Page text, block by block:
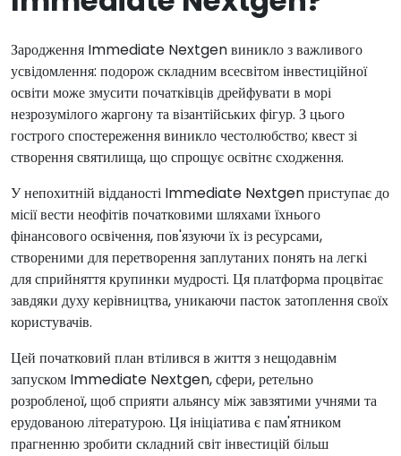
Зародження Immediate Nextgen виникло з важливого
усвідомлення: подорож складним всесвітом інвестиційної
освіти може змусити початківців дрейфувати в морі
незрозумілого жаргону та візантійських фігур. З цього
гострого спостереження виникло честолюбство; квест зі
створення святилища, що спрощує освітнє сходження.
У непохитній відданості Immediate Nextgen приступає до
місії вести неофітів початковими шляхами їхнього
фінансового освічення, пов'язуючи їх із ресурсами,
створеними для перетворення заплутаних понять на легкі
для сприйняття крупинки мудрості. Ця платформа процвітає
завдяки духу керівництва, уникаючи пасток затоплення своїх
користувачів.
Цей початковий план втілився в життя з нещодавнім
запуском Immediate Nextgen, сфери, ретельно
розробленої, щоб сприяти альянсу між завзятими учнями та
ерудованою літературою. Ця ініціатива є пам'ятником
прагненню зробити складний світ інвестицій більш